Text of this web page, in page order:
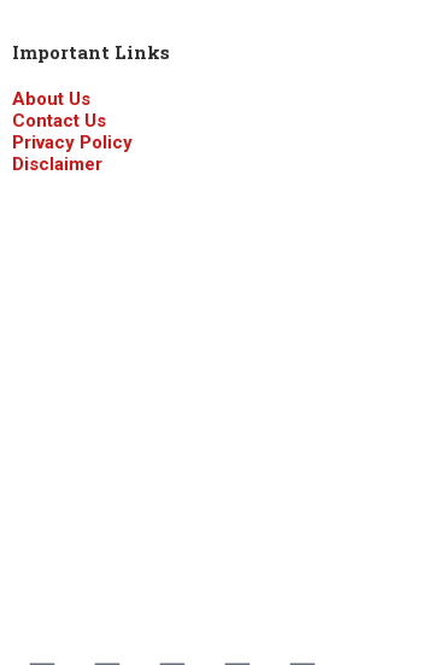
Important Links
About Us
Contact Us
Privacy Policy
Disclaimer